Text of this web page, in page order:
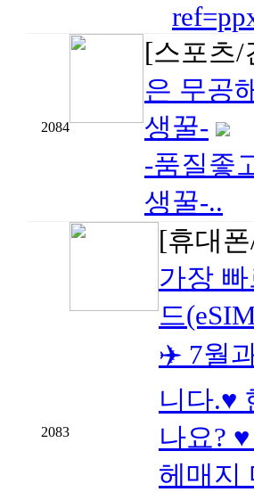
2084
[스포츠
은 무공
생꿀-
-품질좋
생꿀-..
2083
[휴대
가장
드
✈️ 7월
니다.♥
나요?
헤매지